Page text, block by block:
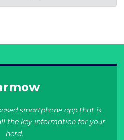
smartphone app that is
the key information for your
herd.